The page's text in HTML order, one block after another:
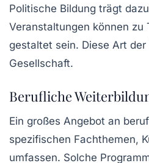
Politische Bildung trägt
Veranstaltungen können zu
gestaltet sein. Diese Art
Gesellschaft.
Berufliche
Ein großes Angebot an
spezifischen Fachthemen,
umfassen. Solche